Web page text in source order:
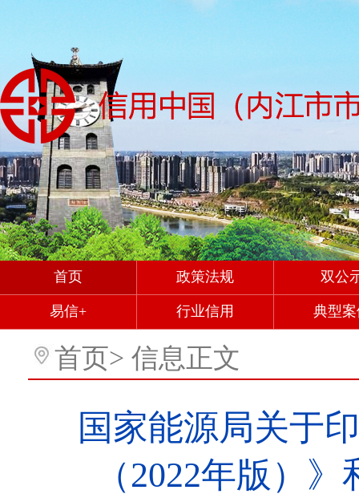
首页 政策法规 双公
易信+ 行业信用 典型
首页> 信息正文
国家能源局关于
（2022年版）